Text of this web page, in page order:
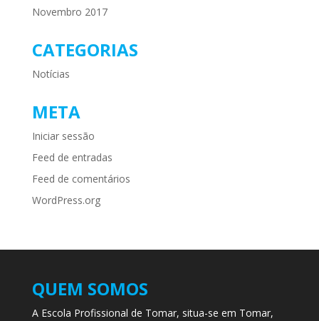
Novembro 2017
CATEGORIAS
Notícias
META
Iniciar sessão
Feed de entradas
Feed de comentários
WordPress.org
QUEM SOMOS
A Escola Profissional de Tomar, situa-se em Tomar,